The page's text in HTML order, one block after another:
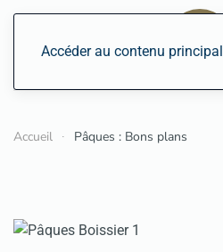
Accéder au contenu principal
Accueil Pâques : Bons plans